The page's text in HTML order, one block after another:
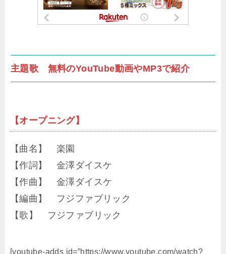
主題歌 無料のYouTube動画やMP3で紹介
【オープニング】
【曲名】 楽園
【作詞】 金澤ダイスケ
【作曲】 金澤ダイスケ
【編曲】 フジファブリック
【歌】 フジファブリック
[youtube-adds id=”https://www.youtube.com/watch?